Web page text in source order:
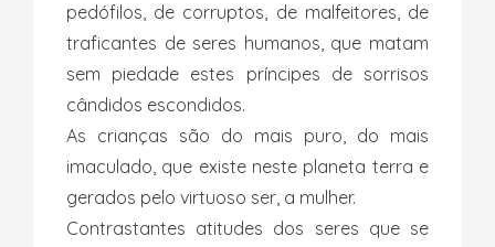
pedófilos, de corruptos, de malfeitores, de
traficantes de seres humanos, que matam
sem piedade estes príncipes de sorrisos
cândidos escondidos.
As crianças são do mais puro, do mais
imaculado, que existe neste planeta terra e
gerados pelo virtuoso ser, a mulher.
Contrastantes atitudes dos seres que se